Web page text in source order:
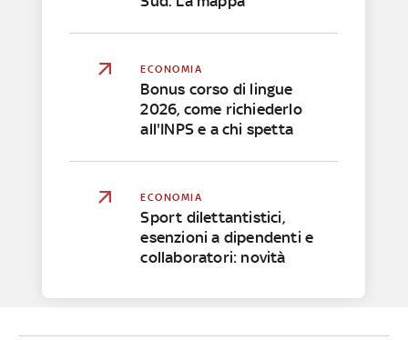
ECONOMIA
Bonus corso di lingue
2026, come richiederlo
all'INPS e a chi spetta
ECONOMIA
Sport dilettantistici,
esenzioni a dipendenti e
collaboratori: novità